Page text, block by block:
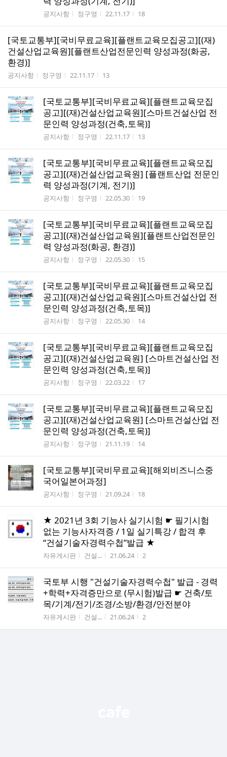
게시판명
공지사항 작성자
정구영 작성시간
22.11.17 조회수
18
[국토교통부][국비무료교육][플랜트교육모집공고][(재)
건설산업교육원][플랜트산업전문인력 양성과정(화공,
환경)]
게시판명
공지사항 작성자
정구영 작성시간
22.11.17 조회수
13
[국토교통부][국비무료교육][플랜트교육모집
공고][(재)건설산업교육원][스마트건설산업 전
문인력 양성과정(건축,토목)]
게시판명
공지사항 작성자
정구영 작성시간
22.11.17 조회수
13
[국토교통부][국비무료교육][플랜트교육모집
공고][(재)건설산업교육원] [플랜트산업 전문인
력 양성과정(기계, 전기)]
게시판명
공지사항 작성자
정구영 작성시간
22.05.30 조회수
19
[국토교통부][국비무료교육][플랜트교육모집
공고][(재)건설산업교육원][플랜트산업전문인
력 양성과정(화공, 환경)]
게시판명
공지사항 작성자
정구영 작성시간
22.05.30 조회수
15
[국토교통부][국비무료교육][플랜트교육모집
공고][(재)건설산업교육원][스마트건설산업 전
문인력 양성과정(건축,토목)]
게시판명
공지사항 작성자
정구영 작성시간
22.05.30 조회수
14
[국토교통부][국비무료교육][플랜트교육모집
공고][(재)건설산업교육원] [스마트건설산업 전
문인력 양성과정(건축,토목)]
게시판명
공지사항 작성자
정구영 작성시간
22.03.22 조회수
17
[국토교통부][국비무료교육][플랜트교육모집
공고][(재)건설산업교육원] [스마트건설산업 전
문인력 양성과정(건축,토목)]
게시판명
공지사항 작성자
정구영 작성시간
21.11.19 조회수
14
[국토교통부][국비무료교육][해외비즈니스중
국어일본어과정]
게시판명
공지사항 작성자
정구영 작성시간
21.09.24 조회수
18
★ 2021년 3회 기능사 실기시험 ☛ 필기시험
없는 기능사자격증 / 1일 실기특강 / 합격 후
“건설기술자경력수첩”발급 ★
게시판명
자유게시판 작성자
건설... 작성시간
21.06.24 조회수
2
국토부 시행 "건설기술자경력수첩" 발급 - 경력
+학력+자격증만으로 (무시험)발급 ☛ 건축/토
목/기계/전기/조경/소방/환경/안전분야
게시판명
자유게시판 작성자
건설... 작성시간
21.06.24 조회수
2